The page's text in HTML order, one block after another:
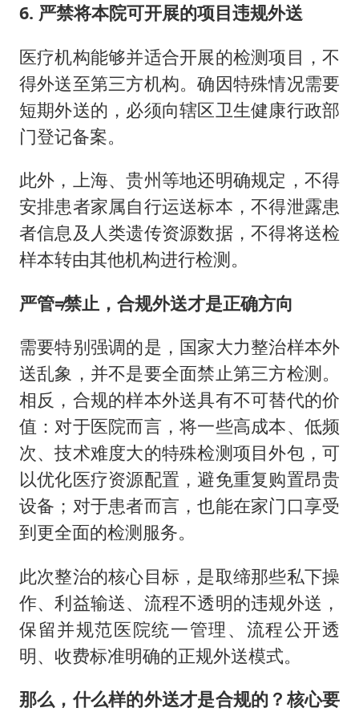
6. 严禁将本院可开展的项目违规外送
医疗机构能够并适合开展的检测项目，不
得外送至第三方机构。确因特殊情况需要
短期外送的，必须向辖区卫生健康行政部
门登记备案。
此外，上海、贵州等地还明确规定，不得
安排患者家属自行运送标本，不得泄露患
者信息及人类遗传资源数据，不得将送检
样本转由其他机构进行检测。
严管≠禁止，合规外送才是正确方向
需要特别强调的是，国家大力整治样本外
送乱象，并不是要全面禁止第三方检测。
相反，合规的样本外送具有不可替代的价
值：对于医院而言，将一些高成本、低频
次、技术难度大的特殊检测项目外包，可
以优化医疗资源配置，避免重复购置昂贵
设备；对于患者而言，也能在家门口享受
到更全面的检测服务。
此次整治的核心目标，是取缔那些私下操
作、利益输送、流程不透明的违规外送，
保留并规范医院统一管理、流程公开透
明、收费标准明确的正规外送模式。
那么，什么样的外送才是合规的？核心要